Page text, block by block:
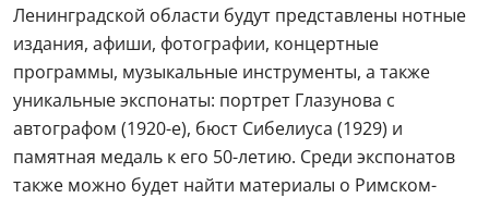
Ленинградской области будут представлены нотные
издания, афиши, фотографии, концертные
программы, музыкальные инструменты, а также
уникальные экспонаты: портрет Глазунова с
автографом (1920-е), бюст Сибелиуса (1929) и
памятная медаль к его 50-летию. Среди экспонатов
также можно будет найти материалы о Римском-